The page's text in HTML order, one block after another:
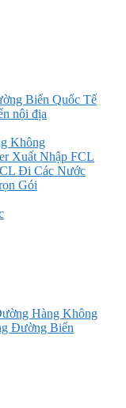
Biển Quốc Tế
nội địa
Không
Xuất Nhập FCL
Đi Các Nước
Gói
Hàng Không
Đường Biển